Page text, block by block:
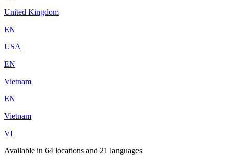
United Kingdom
EN
USA
EN
Vietnam
EN
Vietnam
VI
Available in 64 locations and 21 languages